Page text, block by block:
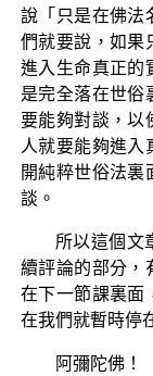
說「只是在佛法
們就要說，如果
進入生命真正的
是完全落在世俗
要能夠對談，以
人就要能夠進入
開純粹世俗法裏
談。
所以這個文
續評論的部分，
在下一節課裏面
在我們就暫時停
阿彌陀佛！